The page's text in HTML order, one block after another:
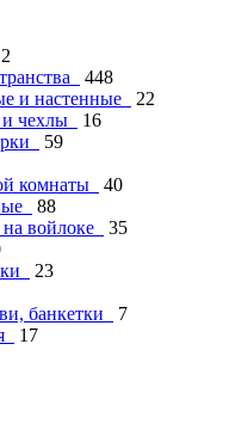
448
и настенные
22
чехлы
16
59
комнаты
40
88
войлоке
35
23
банкетки
7
17